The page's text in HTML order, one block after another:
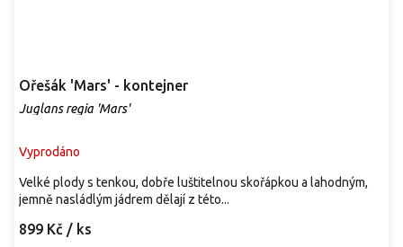
Ořešák 'Mars' - kontejner
Juglans regia 'Mars'
Vyprodáno
899 Kč / ks
Velké plody s tenkou, dobře luštitelnou skořápkou a lahodným,
jemně nasládlým jádrem dělají z této...